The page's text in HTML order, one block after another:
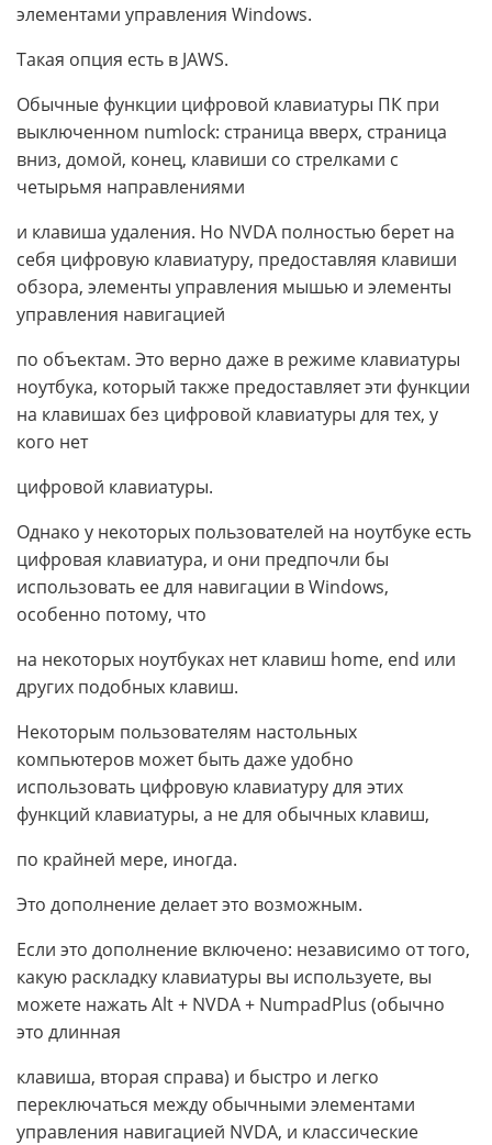
элементами управления Windows.
Такая опция есть в JAWS.
Обычные функции цифровой клавиатуры ПК при
выключенном numlock: страница вверх, страница
вниз, домой, конец, клавиши со стрелками с
четырьмя направлениями
и клавиша удаления. Но NVDA полностью берет на
себя цифровую клавиатуру, предоставляя клавиши
обзора, элементы управления мышью и элементы
управления навигацией
по объектам. Это верно даже в режиме клавиатуры
ноутбука, который также предоставляет эти функции
на клавишах без цифровой клавиатуры для тех, у
кого нет
цифровой клавиатуры.
Однако у некоторых пользователей на ноутбуке есть
цифровая клавиатура, и они предпочли бы
использовать ее для навигации в Windows,
особенно потому, что
на некоторых ноутбуках нет клавиш home, end или
других подобных клавиш.
Некоторым пользователям настольных
компьютеров может быть даже удобно
использовать цифровую клавиатуру для этих
функций клавиатуры, а не для обычных клавиш,
по крайней мере, иногда.
Это дополнение делает это возможным.
Если это дополнение включено: независимо от того,
какую раскладку клавиатуры вы используете, вы
можете нажать Alt + NVDA + NumpadPlus (обычно
это длинная
клавиша, вторая справа) и быстро и легко
переключаться между обычными элементами
управления навигацией NVDA, и классические